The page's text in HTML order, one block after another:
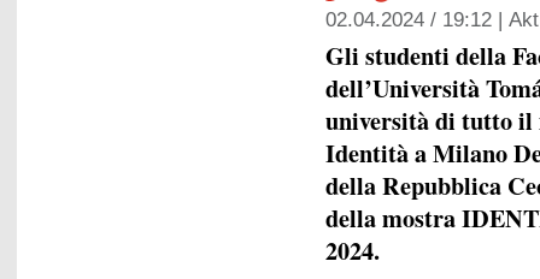
02.04.2024 / 19:12 |
Gli studenti della
dell’Università
università di tutto il
Identità a Milano
della Repubblica
della mostra
2024.